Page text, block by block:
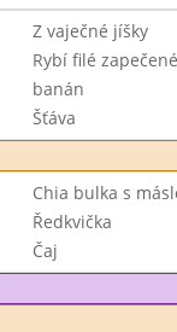
Z vaječné jíšky
Rybí filé
banán
Šťáva
Chia bulka s
Ředkvička
Čaj